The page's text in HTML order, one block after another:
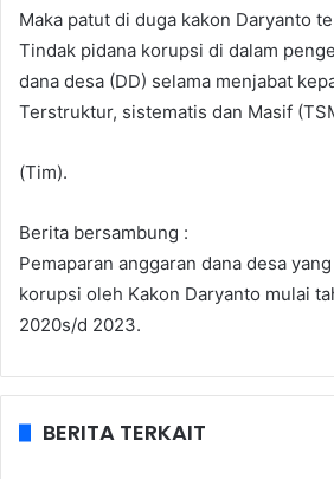
Maka patut di duga kakon Daryanto
Tindak pidana korupsi di dalam
dana desa (DD) selama menjabat
Terstruktur, sistematis dan Masif
(Tim).
Berita bersambung :
Pemaparan anggaran dana desa
korupsi oleh Kakon Daryanto mulai
2020s/d 2023.
BERITA TERKAIT